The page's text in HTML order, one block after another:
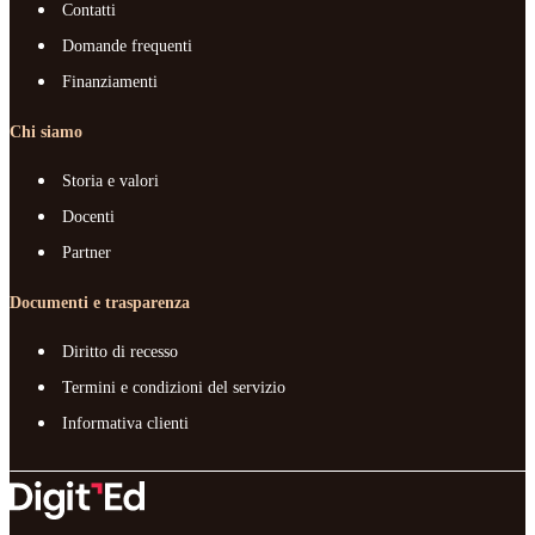
Contatti
Domande frequenti
Finanziamenti
Chi siamo
Storia e valori
Docenti
Partner
Documenti e trasparenza
Diritto di recesso
Termini e condizioni del servizio
Informativa clienti